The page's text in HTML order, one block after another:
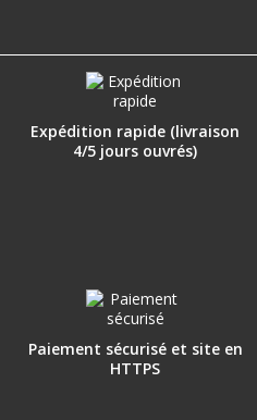
Expédition rapide (livraison
4/5 jours ouvrés)
Paiement sécurisé et site en
HTTPS